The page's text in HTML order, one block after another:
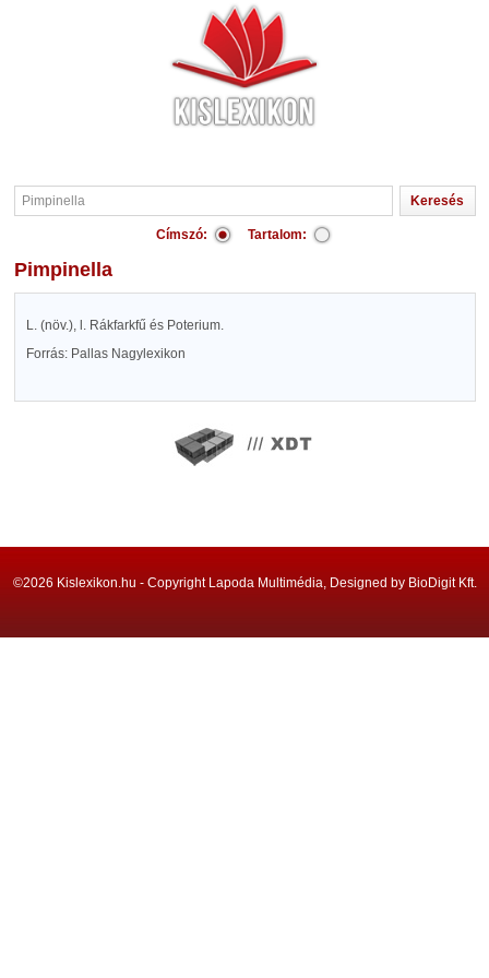
Címszó: Tartalom:
Pimpinella
L. (növ.), l. Rákfarkfű és Poterium.
Forrás: Pallas Nagylexikon
©2026 Kislexikon.hu - Copyright Lapoda Multimédia, Designed by BioDigit Kft.